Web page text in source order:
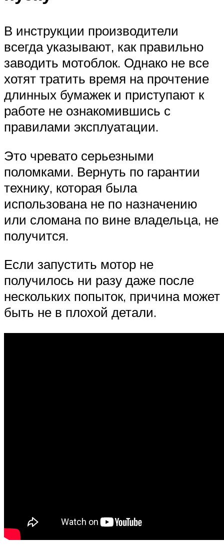
В инструкции производители
всегда указывают, как правильно
заводить мотоблок. Однако не все
хотят тратить время на прочтение
длинных бумажек и приступают к
работе не ознакомившись с
правилами эксплуатации.
Это чревато серьезными
поломками. Вернуть по гарантии
технику, которая была
использована не по назначению
или сломана по вине владельца, не
получится.
Если запустить мотор не
получилось ни разу даже после
нескольких попыток, причина может
быть не в плохой детали.